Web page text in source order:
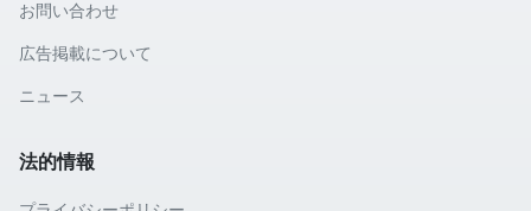
お問い合わせ
広告掲載について
ニュース
法的情報